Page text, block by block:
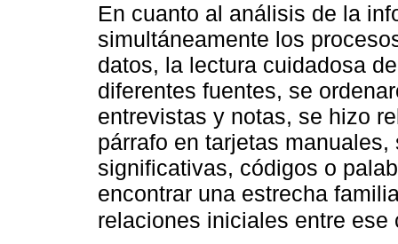
En cuanto al análisis de la
simultáneamente los
datos, la lectura cuidadosa
diferentes fuentes, se
entrevistas y notas, se hizo
párrafo en tarjetas
significativas, códigos o
encontrar una estrecha
relaciones iniciales entre